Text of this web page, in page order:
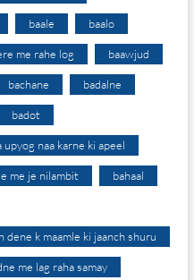
baale baalo
me rahe log baawjud
bachane badalne
badot
naa karne ki apeel
me je nilambit bahaal
k maamle ki jaanch shuru
me lag raha samay